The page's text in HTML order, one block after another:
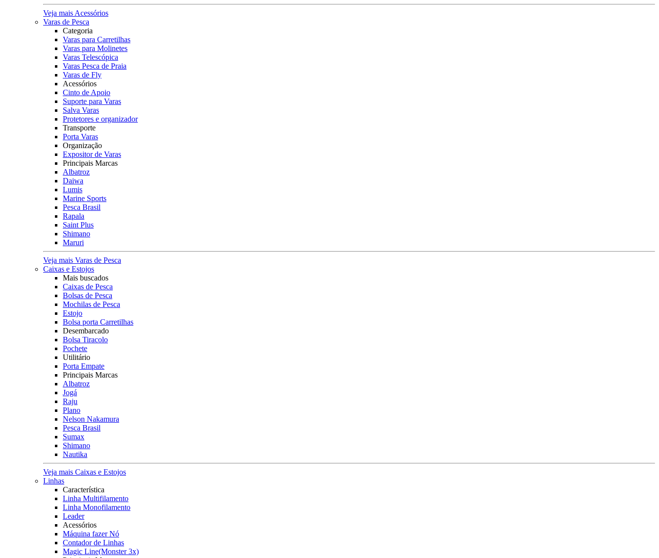
Veja mais Acessórios
Varas de Pesca
Categoria
Varas para Carretilhas
Varas para Molinetes
Varas Telescópica
Varas Pesca de Praia
Varas de Fly
Acessórios
Cinto de Apoio
Suporte para Varas
Salva Varas
Protetores e organizador
Transporte
Porta Varas
Organização
Expositor de Varas
Principais Marcas
Albatroz
Daiwa
Lumis
Marine Sports
Pesca Brasil
Rapala
Saint Plus
Shimano
Maruri
Veja mais Varas de Pesca
Caixas e Estojos
Mais buscados
Caixas de Pesca
Bolsas de Pesca
Mochilas de Pesca
Estojo
Bolsa porta Carretilhas
Desembarcado
Bolsa Tiracolo
Pochete
Utilitário
Porta Empate
Principais Marcas
Albatroz
Jogá
Raju
Plano
Nelson Nakamura
Pesca Brasil
Sumax
Shimano
Nautika
Veja mais Caixas e Estojos
Linhas
Característica
Linha Multifilamento
Linha Monofilamento
Leader
Acessórios
Máquina fazer Nó
Contador de Linhas
Magic Line(Monster 3x)